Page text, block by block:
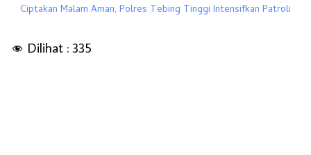
Ciptakan Malam Aman, Polres Tebing Tinggi Intensifkan Patroli
Dilihat : 335